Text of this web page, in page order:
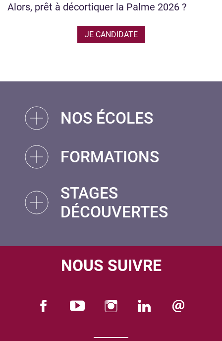
Alors, prêt à décortiquer la Palme 2026 ?
JE CANDIDATE
NOS ÉCOLES
FORMATIONS
STAGES
DÉCOUVERTES
NOUS SUIVRE